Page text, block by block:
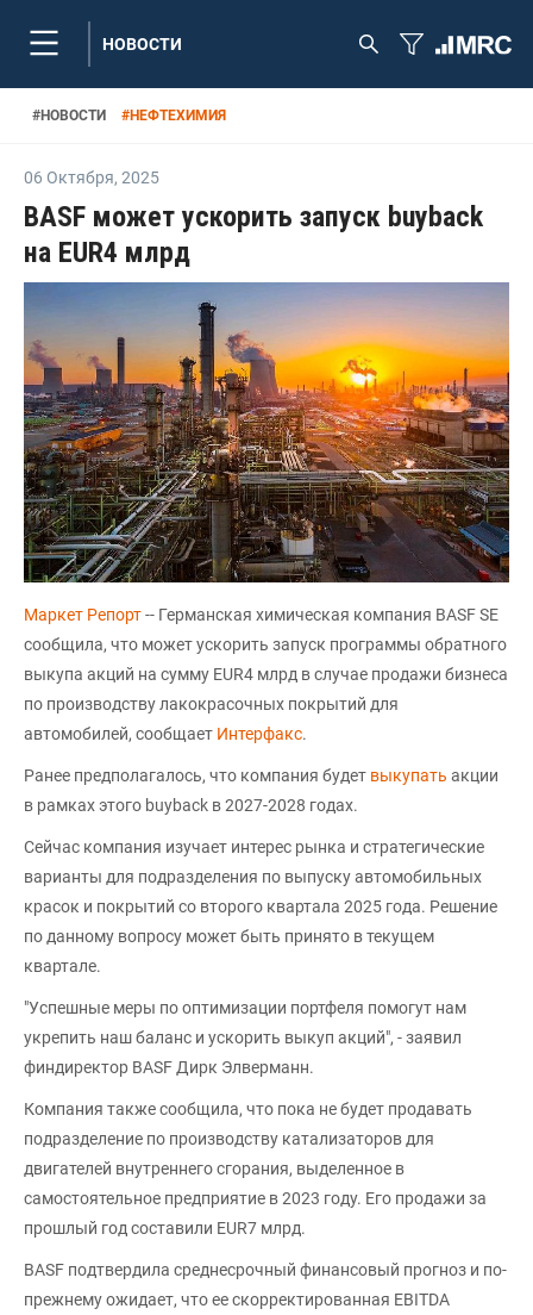
НОВОСТИ
#НОВОСТИ #НЕФТЕХИМИЯ
06 Октября, 2025
BASF может ускорить запуск buyback
на EUR4 млрд
Маркет Репорт-- Германская химическая компания BASF SE
сообщила, что может ускорить запуск программы обратного
выкупа акций на сумму EUR4 млрд в случае продажи бизнеса
по производству лакокрасочных покрытий для
автомобилей, сообщает Интерфакс.
Ранее предполагалось, что компания будет выкупать акции
в рамках этого buyback в 2027-2028 годах.
Сейчас компания изучает интерес рынка и стратегические
варианты для подразделения по выпуску автомобильных
красок и покрытий со второго квартала 2025 года. Решение
по данному вопросу может быть принято в текущем
квартале.
"Успешные меры по оптимизации портфеля помогут нам
укрепить наш баланс и ускорить выкуп акций", - заявил
финдиректор BASF Дирк Элверманн.
Компания также сообщила, что пока не будет продавать
подразделение по производству катализаторов для
двигателей внутреннего сгорания, выделенное в
самостоятельное предприятие в 2023 году. Его продажи за
прошлый год составили EUR7 млрд.
BASF подтвердила среднесрочный финансовый прогноз и по-
прежнему ожидает, что ее скорректированная EBITDA